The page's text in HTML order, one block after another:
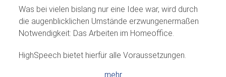
Was bei vielen bislang nur eine Idee war, wird durch
die augenblicklichen Umstände erzwungenermaßen
Notwendigkeit: Das Arbeiten im Homeoffice.
HighSpeech bietet hierfür alle Voraussetzungen.
mehr